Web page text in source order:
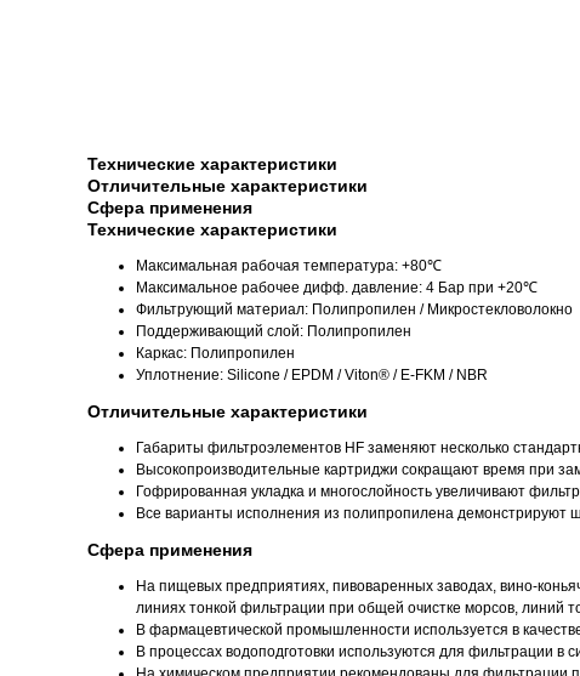
Технические характеристики
Отличительные характеристики
Сфера применения
Технические характеристики
Максимальная рабочая температура: +80℃
Максимальное рабочее дифф. давление: 4 Бар при +20℃
Фильтрующий материал: Полипропилен / Микростекловолокно
Поддерживающий слой: Полипропилен
Каркас: Полипропилен
Уплотнение: Silicone / EPDM / Viton® / E-FKM / NBR
Отличительные характеристики
Габариты фильтроэлементов HF заменяют несколько
Высокопроизводительные картриджи сокращают время при
Гофрированная укладка и многослойность увеличивают
Все варианты исполнения из полипропилена демонстрируют
Сфера применения
На пищевых предприятиях, пивоваренных заводах, вино-
линиях тонкой фильтрации при общей очистке морсов, линий
В фармацевтической промышленности используется в
В процессах водоподготовки используются для фильтрации